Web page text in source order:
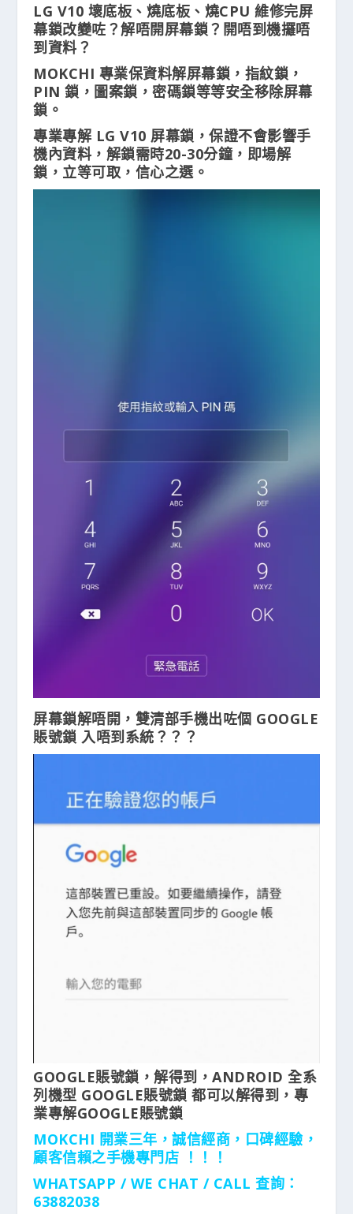
LG V10 壞底板、燒底板、燒CPU 維修完屏
幕鎖改變咗？解唔開屏幕鎖？開唔到機攞唔
到資料？
MOKCHI 專業保資料解屏幕鎖，指紋鎖，
PIN 鎖，圖案鎖，密碼鎖等等安全移除屏幕
鎖。
專業專解 LG V10 屏幕鎖，保證不會影響手
機內資料，解鎖需時20-30分鐘，即場解
鎖，立等可取，信心之選。
屏幕鎖解唔開，雙清部手機出咗個 GOOGLE
賬號鎖 入唔到系統？？？
GOOGLE賬號鎖，解得到，ANDROID 全系
列機型 GOOGLE賬號鎖 都可以解得到，專
業專解GOOGLE賬號鎖
MOKCHI 開業三年，誠信經商，口碑經驗，
顧客信賴之手機專門店 ！！！
WHATSAPP / WE CHAT / CALL查詢：
63882038